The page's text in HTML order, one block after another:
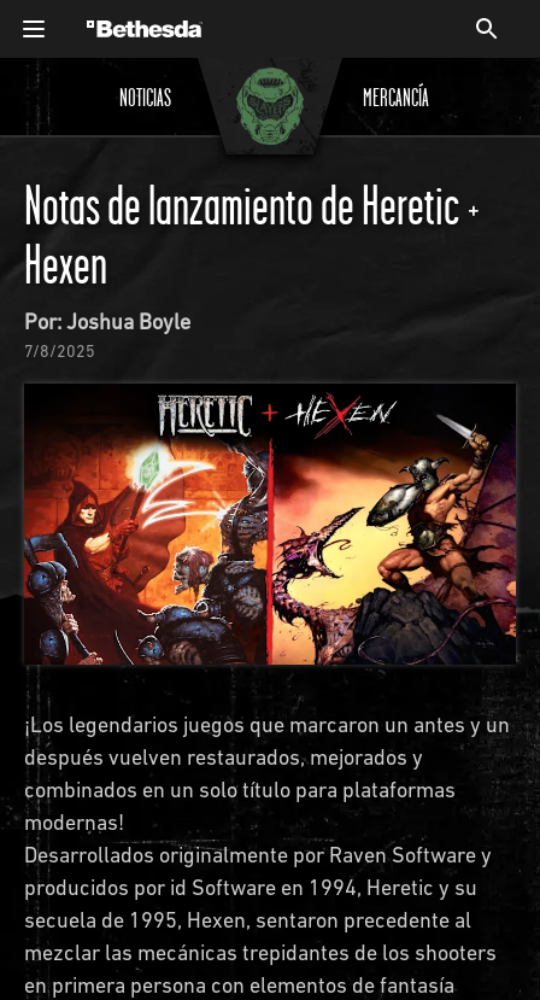
NOTICIAS MERCANCÍA
Notas de lanzamiento de Heretic +
Hexen
Por: Joshua Boyle
7/8/2025
¡Los legendarios juegos que marcaron un antes y un
después vuelven restaurados, mejorados y
combinados en un solo título para plataformas
modernas!
Desarrollados originalmente por Raven Software y
producidos por id Software en 1994, Heretic y su
secuela de 1995, Hexen, sentaron precedente al
mezclar las mecánicas trepidantes de los shooters
en primera persona con elementos de fantasía